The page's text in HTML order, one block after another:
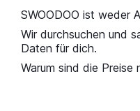
SWOODOO ist weder
Wir durchsuchen und
Daten für dich.
Warum sind die Preise